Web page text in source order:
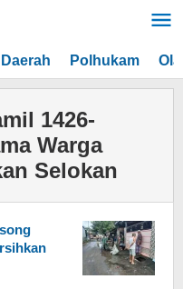
Daerah Polhukam
1426-
Warga
Selokan